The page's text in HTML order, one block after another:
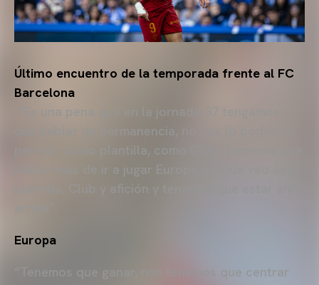
Último encuentro de la temporada frente al FC
Barcelona
“Es una pena que en la jornada 37 tengamos
que hablar de permanencia, no nos lo podemos
permitir como plantilla, como Club. Tenemos que
hablar más de ir a jugar Europa porque veo esta
plantilla, Club y afición y tenemos que estar ahí
Europa
“Tenemos que ganar, nos tenemos que centrar